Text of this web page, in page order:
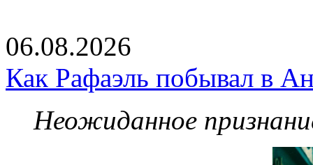
06.08.2026
Как Рафаэль побывал в
Неожиданное